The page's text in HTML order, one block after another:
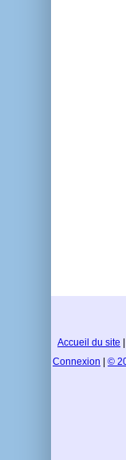
Accueil du site
Connexion
©